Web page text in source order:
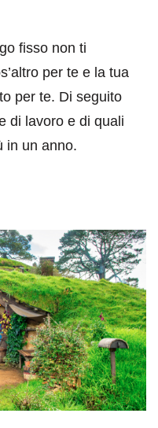
fisso non ti
per te e la tua
per te. Di seguito
di lavoro e di quali
in un anno.